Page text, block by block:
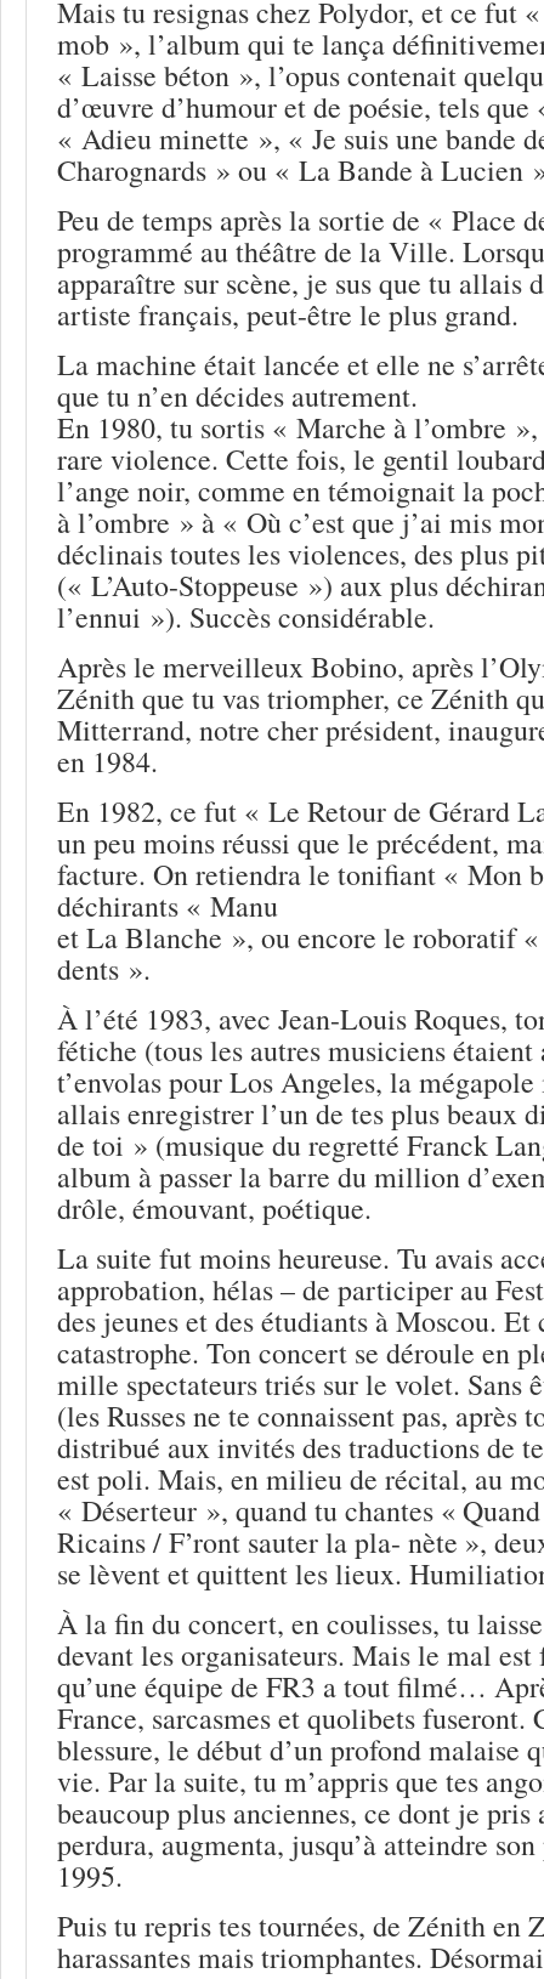
Mais tu resignas chez Polydor, et ce fut
mob », l’album qui te lança
« Laisse béton », l’opus contenait
d’œuvre d’humour et de poésie, tels
« Adieu minette », « Je suis une bande
Charognards » ou « La Bande à Lucien
Peu de temps après la sortie de « Place
programmé au théâtre de la Ville.
apparaître sur scène, je sus que tu allais
artiste français, peut-être le plus grand.
La machine était lancée et elle ne
que tu n’en décides autrement.
En 1980, tu sortis « Marche à l’ombre
rare violence. Cette fois, le gentil
l’ange noir, comme en témoignait la
à l’ombre » à « Où c’est que j’ai mis
déclinais toutes les violences, des plus
(« L’Auto-Stoppeuse ») aux plus
l’ennui »). Succès considérable.
Après le merveilleux Bobino, après
Zénith que tu vas triompher, ce Zénith
Mitterrand, notre cher président,
en 1984.
En 1982, ce fut « Le Retour de Gérard
un peu moins réussi que le précédent,
facture. On retiendra le tonifiant « Mon
déchirants « Manu
et La Blanche », ou encore le roboratif
dents ».
À l’été 1983, avec Jean-Louis Roques,
fétiche (tous les autres musiciens
t’envolas pour Los Angeles, la
allais enregistrer l’un de tes plus beaux
de toi » (musique du regretté Franck
album à passer la barre du million
drôle, émouvant, poétique.
La suite fut moins heureuse. Tu avais
approbation, hélas – de participer au
des jeunes et des étudiants à Moscou. Et
catastrophe. Ton concert se déroule en
mille spectateurs triés sur le volet. Sans
(les Russes ne te connaissent pas, après
distribué aux invités des traductions de
est poli. Mais, en milieu de récital, au
« Déserteur », quand tu chantes «
Ricains / F’ront sauter la pla- nète »,
se lèvent et quittent les lieux.
À la fin du concert, en coulisses, tu
devant les organisateurs. Mais le mal est
qu’une équipe de FR3 a tout filmé…
France, sarcasmes et quolibets fuseront.
blessure, le début d’un profond malaise
vie. Par la suite, tu m’appris que tes
beaucoup plus anciennes, ce dont je pris
perdura, augmenta, jusqu’à atteindre
1995.
Puis tu repris tes tournées, de Zénith en
harassantes mais triomphantes.